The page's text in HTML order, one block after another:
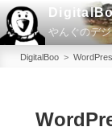
コ
ン
やんぐのデ
DigitalBoo >